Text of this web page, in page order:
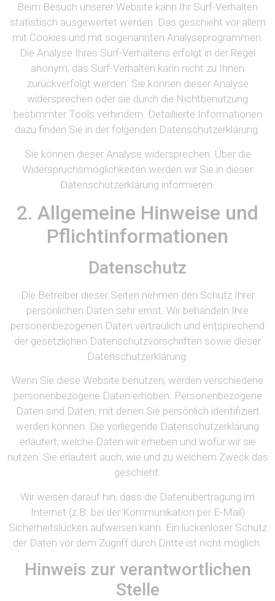
Beim Besuch unserer Website kann Ihr Surf-Verhalten
statistisch ausgewertet werden. Das geschieht vor allem
mit Cookies und mit sogenannten Analyseprogrammen.
Die Analyse Ihres Surf-Verhaltens erfolgt in der Regel
anonym; das Surf-Verhalten kann nicht zu Ihnen
zurückverfolgt werden. Sie können dieser Analyse
widersprechen oder sie durch die Nichtbenutzung
bestimmter Tools verhindern. Detaillierte Informationen
dazu finden Sie in der folgenden Datenschutzerklärung.
Sie können dieser Analyse widersprechen. Über die
Widerspruchsmöglichkeiten werden wir Sie in dieser
Datenschutzerklärung informieren.
2. Allgemeine Hinweise und
Pflichtinformationen
Datenschutz
Die Betreiber dieser Seiten nehmen den Schutz Ihrer
persönlichen Daten sehr ernst. Wir behandeln Ihre
personenbezogenen Daten vertraulich und entsprechend
der gesetzlichen Datenschutzvorschriften sowie dieser
Datenschutzerklärung.
Wenn Sie diese Website benutzen, werden verschiedene
personenbezogene Daten erhoben. Personenbezogene
Daten sind Daten, mit denen Sie persönlich identifiziert
werden können. Die vorliegende Datenschutzerklärung
erläutert, welche Daten wir erheben und wofür wir sie
nutzen. Sie erläutert auch, wie und zu welchem Zweck das
geschieht.
Wir weisen darauf hin, dass die Datenübertragung im
Internet (z.B. bei der Kommunikation per E-Mail)
Sicherheitslücken aufweisen kann. Ein lückenloser Schutz
der Daten vor dem Zugriff durch Dritte ist nicht möglich.
Hinweis zur verantwortlichen
Stelle